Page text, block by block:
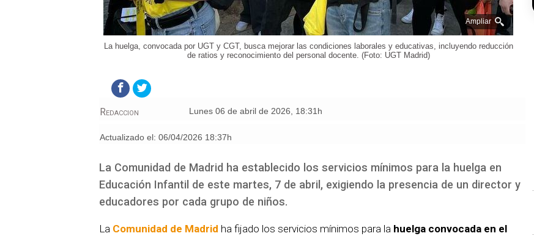
Ampliar
La huelga, convocada por UGT y CGT, busca mejorar las condiciones laborales y educativas, incluyendo reducción
de ratios y reconocimiento del personal docente. (Foto: UGT Madrid)
lunes 06 de abril de 2026, 18:31h
Redaccion
Actualizado el: 06/04/2026 18:37h
La Comunidad de Madrid ha establecido los servicios mínimos para la huelga en
Educación Infantil de este martes, 7 de abril, exigiendo la presencia de un director y
educadores por cada grupo de niños.
La Comunidad de Madrid ha fijado los servicios mínimos para la huelga convocada en el